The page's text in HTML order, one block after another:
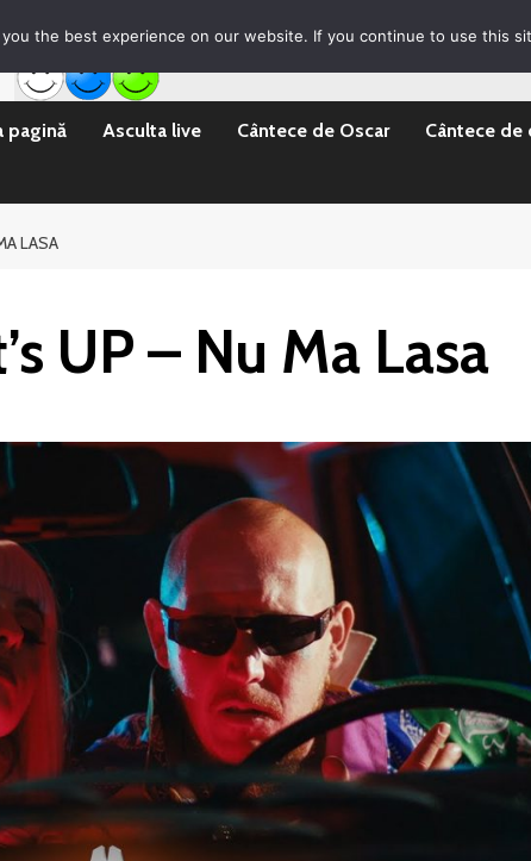
Grila Emisii Promovare Artisti noi Vrei sa fii DJ?
pagină Asculta live Cântece de Oscar Cântece de
LASA
UP – Nu Ma Lasa
the best experience on our website. If you continue to use this